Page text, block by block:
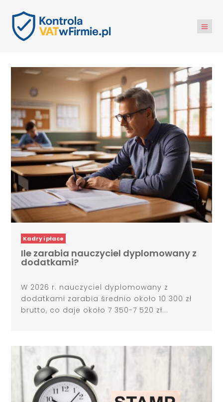
Kadry i płace
Ile zarabia nauczyciel dyplomowany z
dodatkami?
W 2026 r. nauczyciel dyplomowany z
dodatkami zarabia średnio około 10 300 zł
brutto, co daje około 7 350-7 520 zł...